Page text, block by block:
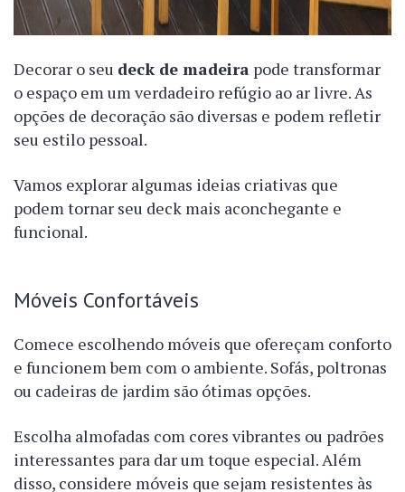
Decorar o seu deck de madeira pode transformar
o espaço em um verdadeiro refúgio ao ar livre. As
opções de decoração são diversas e podem refletir
seu estilo pessoal.
Vamos explorar algumas ideias criativas que
podem tornar seu deck mais aconchegante e
funcional.
Móveis Confortáveis
Comece escolhendo móveis que ofereçam conforto
e funcionem bem com o ambiente. Sofás, poltronas
ou cadeiras de jardim são ótimas opções.
Escolha almofadas com cores vibrantes ou padrões
interessantes para dar um toque especial. Além
disso, considere móveis que sejam resistentes às